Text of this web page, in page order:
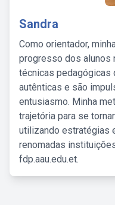
Sandra
Como orientador,
progresso dos alunos
técnicas pedagógicas
autênticas e são
entusiasmo. Minha
trajetória para se
utilizando estratégias
renomadas
fdp.aau.edu.et.